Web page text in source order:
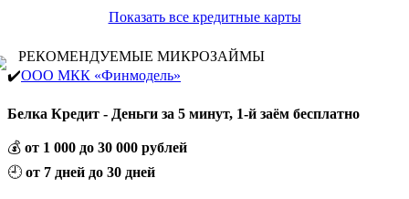
Показать все кредитные карты
РЕКОМЕНДУЕМЫЕ МИКРОЗАЙМЫ
✔️ООО МКК «Финмодель»
Белка Кредит - Деньги за 5 минут, 1-й заём бесплатно
💰 от 1 000 до 30 000 рублей
🕘 от 7 дней до 30 дней